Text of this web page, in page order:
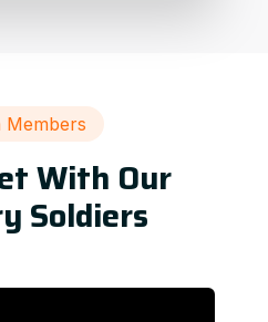
Members
With Our
Soldiers